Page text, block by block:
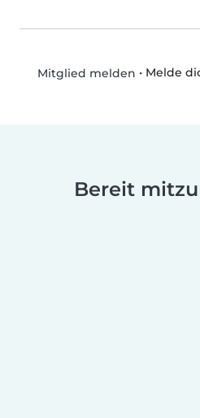
Mitglied melden • Melde
Bereit